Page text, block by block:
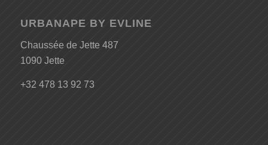
URBANAPE BY EVLINE
Chaussée de Jette 487
1090 Jette
+32 478 13 92 73